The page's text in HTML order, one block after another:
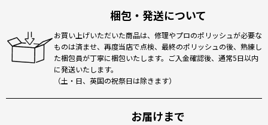
梱包・発送について
お買い上げいただいた商品は、修理やプロのポリッシュが必要な
ものは済ませ、再度当店で点検、最終のポリッシュの後、熟練し
た梱包員が丁寧に梱包いたします。ご入金確認後、通常5日以内
に発送いたします。
（土・日、英国の祝祭日は除きます）
お届けまで